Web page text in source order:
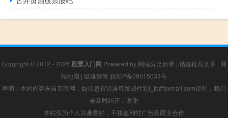
Copyright © 2012 - 2026 股票入门网 Powered by 网站分类目录 | 精选推荐文章 | 网
站地图 | 疑难解答 皖ICP备09015033号
声明：本站内容来自互联网，如信息有错误可发邮件到f_fb#foxmail.com说明，我们
会及时纠正，谢谢
本站仅为个人兴趣爱好，不接盈利性广告及商业合作